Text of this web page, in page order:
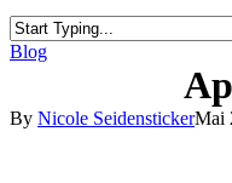
Close
Blog
By Nicole SeidenstickerMai